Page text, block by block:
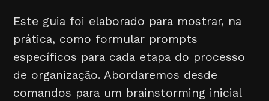
Este guia foi elaborado para mostrar, na
prática, como formular prompts
específicos para cada etapa do processo
de organização. Abordaremos desde
comandos para um brainstorming inicial